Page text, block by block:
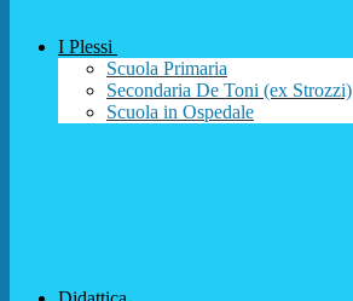
I Plessi
Scuola Primaria
Secondaria De Toni (ex Strozzi)
Scuola in Ospedale